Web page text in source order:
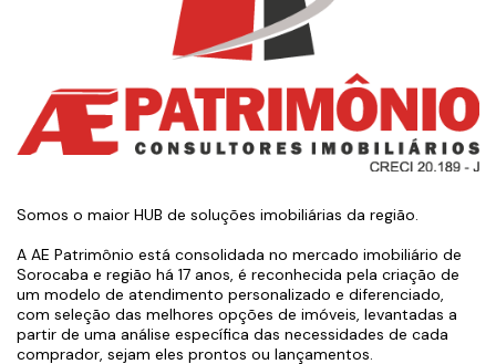
Somos o maior HUB de soluções imobiliárias da região.
A AE Patrimônio está consolidada no mercado imobiliário de
Sorocaba e região há 17 anos, é reconhecida pela criação de
um modelo de atendimento personalizado e diferenciado,
com seleção das melhores opções de imóveis, levantadas a
partir de uma análise específica das necessidades de cada
comprador, sejam eles prontos ou lançamentos.